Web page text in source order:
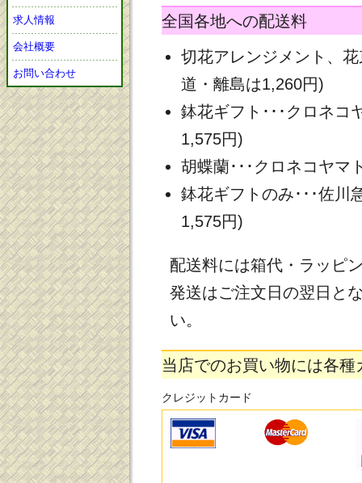
求人情報
会社概要
お問い合わせ
全国各地への配送料
切花アレンジメント、
道・離島は1,260円)
鉢花ギフト･･･クロネコ
1,575円)
胡蝶蘭･･･クロネコヤマ
鉢花ギフトのみ･･･佐川
1,575円)
配送料には箱代・ラッピ
発送はご注文日の翌日と
い。
当店でのお買い物には各
クレジットカード